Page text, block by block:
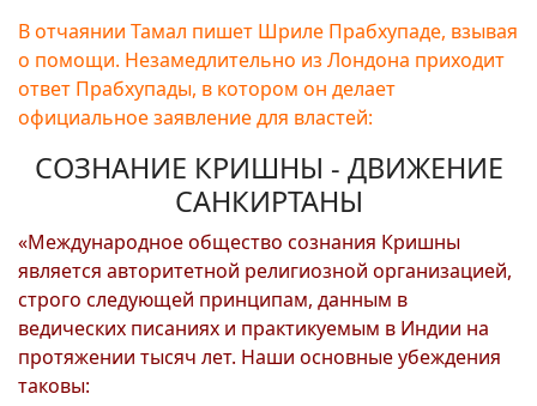
В отчаянии Тамал пишет Шриле Прабхупаде, взывая
о помощи. Незамедлительно из Лондона приходит
ответ Прабхупады, в котором он делает
официальное заявление для властей:
СОЗНАНИЕ КРИШНЫ - ДВИЖЕНИЕ
САНКИРТАНЫ
«Международное общество сознания Кришны
является авторитетной религиозной организацией,
строго следующей принципам, данным в
ведических писаниях и практикуемым в Индии на
протяжении тысяч лет. Наши основные убеждения
таковы: